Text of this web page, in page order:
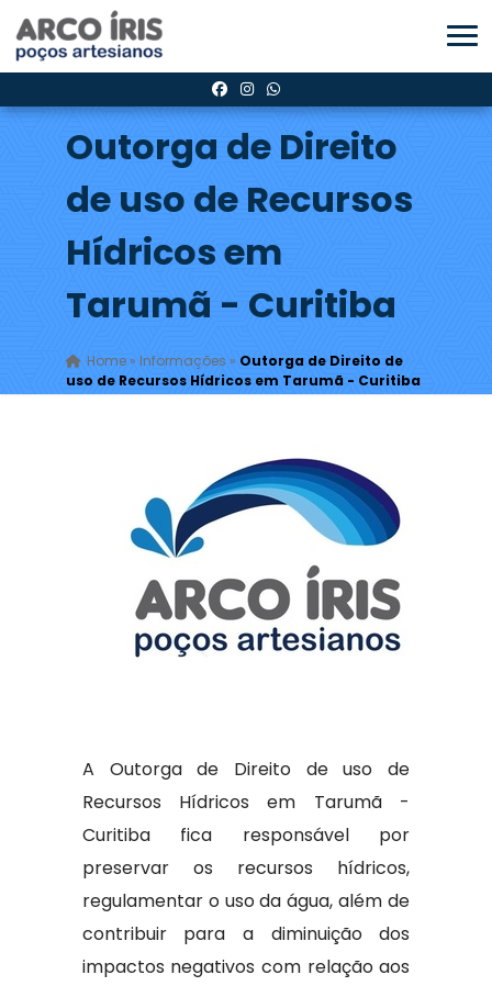
Outorga de Direito
de uso de Recursos
Hídricos em
Tarumã - Curitiba
Home» Informações » Outorga de Direito de
uso de Recursos Hídricos em Tarumã - Curitiba
A Outorga de Direito de uso de
Recursos Hídricos em Tarumã -
Curitiba fica responsável por
preservar os recursos hídricos,
regulamentar o uso da água, além de
contribuir para a diminuição dos
impactos negativos com relação aos